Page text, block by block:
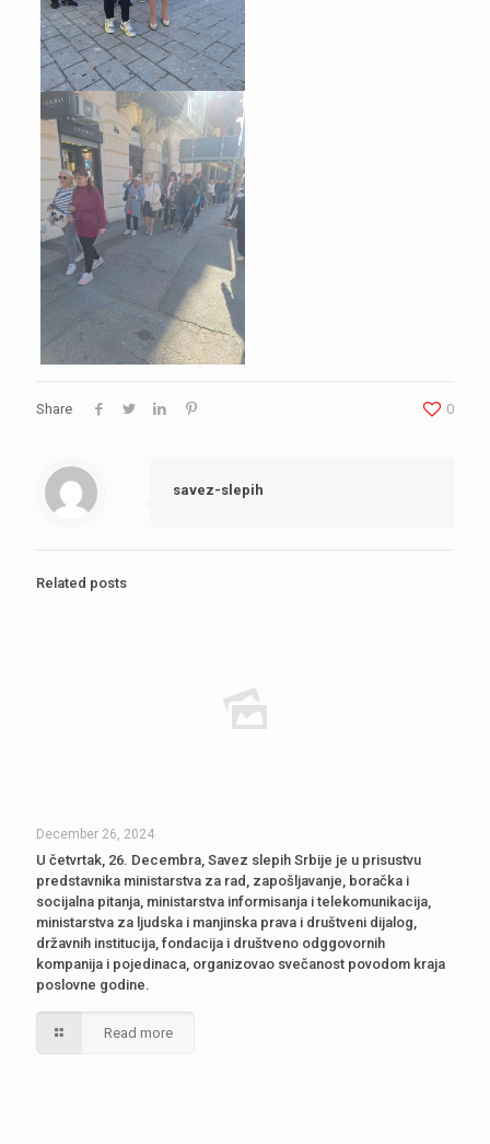
Share 0
savez-slepih
Related posts
December 26, 2024
U četvrtak, 26. Decembra, Savez slepih Srbije je u prisustvu
predstavnika ministarstva za rad, zapošljavanje, boračka i
socijalna pitanja, ministarstva informisanja i telekomunikacija,
ministarstva za ljudska i manjinska prava i društveni dijalog,
državnih institucija, fondacija i društveno odggovornih
kompanija i pojedinaca, organizovao svečanost povodom kraja
poslovne godine.
Read more